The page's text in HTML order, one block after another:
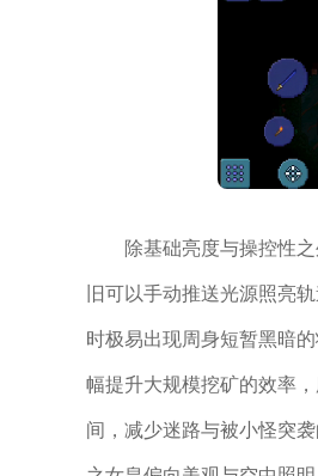
除基础亮度与操控性
旧可以手动推送光源照亮
时极易出现周身短暂黑暗
幅提升大规模挖矿的效率
间，减少迷路与被小怪突